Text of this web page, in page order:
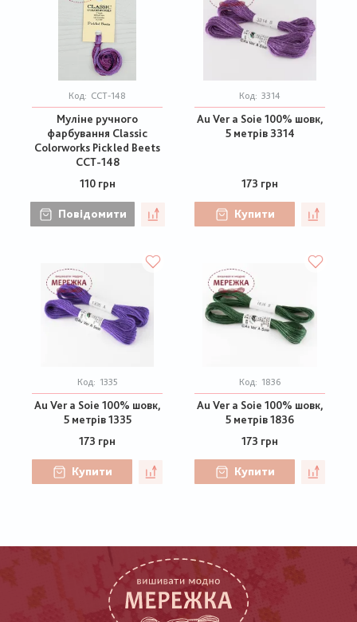
Код: CCT-148
Муліне ручного
фарбування Classic
Colorworks Pickled Beets
CCT-148
110 грн
Повідомити
Код: 3314
Au Ver a Soie 100% шовк,
5 метрів 3314
173 грн
Купити
Код: 1335
Au Ver a Soie 100% шовк,
5 метрів 1335
173 грн
Купити
Код: 1836
Au Ver a Soie 100% шовк,
5 метрів 1836
173 грн
Купити